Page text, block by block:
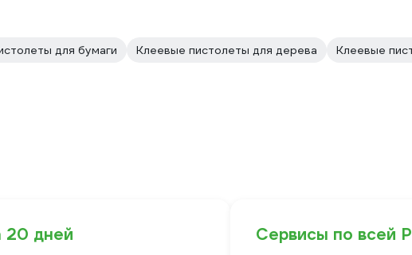
для бумаги Клеевые пистолеты для дерева Клеевые
20 дней Сервисы по всей